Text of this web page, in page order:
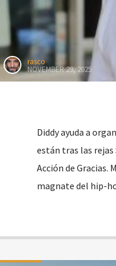
rasco
NOVEMBER 29, 2025
Diddy ayuda a
están tras las rejas
Acción de Gracias.
magnate del hip-